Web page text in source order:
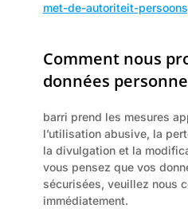
met-de-autoriteit-
Comment nous
données
barri prend les mesures
l’utilisation abusive, la
la divulgation et la
vous pensez que vos
sécurisées, veuillez nous
immédiatement.